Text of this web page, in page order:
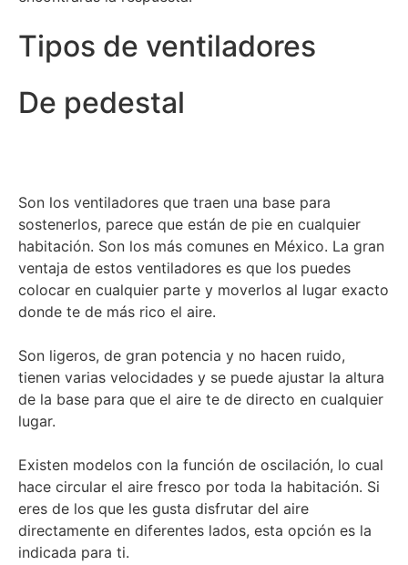
Tipos de ventiladores
De pedestal
Son los ventiladores que traen una base para
sostenerlos, parece que están de pie en cualquier
habitación. Son los más comunes en México. La gran
ventaja de estos ventiladores es que los puedes
colocar en cualquier parte y moverlos al lugar exacto
donde te de más rico el aire.
Son ligeros, de gran potencia y no hacen ruido,
tienen varias velocidades y se puede ajustar la altura
de la base para que el aire te de directo en cualquier
lugar.
Existen modelos con la función de oscilación, lo cual
hace circular el aire fresco por toda la habitación. Si
eres de los que les gusta disfrutar del aire
directamente en diferentes lados, esta opción es la
indicada para ti.